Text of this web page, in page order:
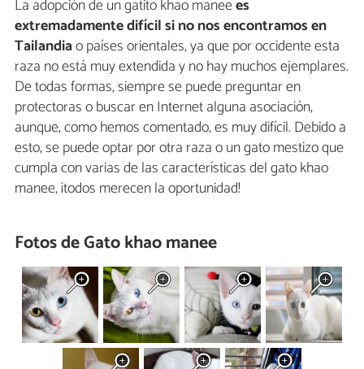
La adopción de un gatito khao maneees
extremadamente difícil si no nos encontramos en
Tailandiao países orientales, ya que por occidente esta
raza no está muy extendida y no hay muchos ejemplares.
De todas formas, siempre se puede preguntar en
protectoras o buscar en Internet alguna asociación,
aunque, como hemos comentado, es muy difícil. Debido a
esto, se puede optar por otra raza o un gato mestizo que
cumpla con varias de las características del gato khao
manee, ¡todos merecen la oportunidad!
Fotos de Gato khao manee